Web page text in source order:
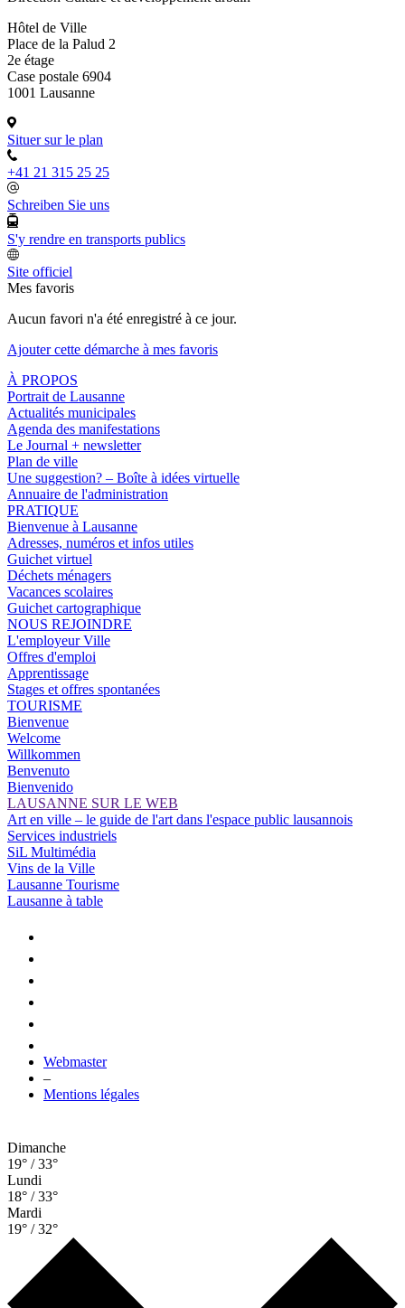
Hôtel de Ville
Place de la Palud 2
2e étage
Case postale 6904
1001 Lausanne
Situer sur le plan
+41 21 315 25 25
Schreiben Sie uns
S'y rendre en transports publics
Site officiel
Mes favoris
Aucun favori n'a été enregistré à ce jour.
Ajouter cette démarche à mes favoris
À PROPOS
Portrait de Lausanne
Actualités municipales
Agenda des manifestations
Le Journal + newsletter
Plan de ville
Une suggestion? – Boîte à idées virtuelle
Annuaire de l'administration
PRATIQUE
Bienvenue à Lausanne
Adresses, numéros et infos utiles
Guichet virtuel
Déchets ménagers
Vacances scolaires
Guichet cartographique
NOUS REJOINDRE
L'employeur Ville
Offres d'emploi
Apprentissage
Stages et offres spontanées
TOURISME
Bienvenue
Welcome
Willkommen
Benvenuto
Bienvenido
LAUSANNE SUR LE WEB
Art en ville – le guide de l'art dans l'espace public lausannois
Services industriels
SiL Multimédia
Vins de la Ville
Lausanne Tourisme
Lausanne à table
Webmaster
–
Mentions légales
Dimanche
19° / 33°
Lundi
18° / 33°
Mardi
19° / 32°